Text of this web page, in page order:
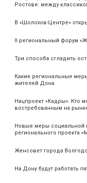
Ростове: между
В «Шолохов-Центре»
II региональный форум
Три способа сгладить
Какие региональные
жителей Дона
Нацпроект «Кадры». Кто
востребованным на
Новые меры социальной
регионального проекта
Женсовет города
На Дону будут работать